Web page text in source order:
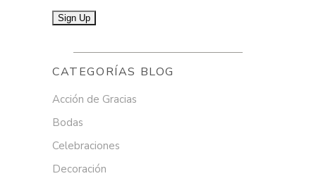
CATEGORÍAS BLOG
Acción de Gracias
Bodas
Celebraciones
Decoración